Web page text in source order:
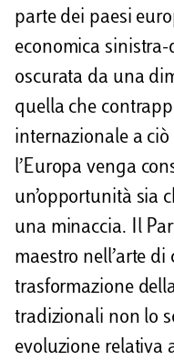
parte dei paesi
economica
oscurata da una
quella che
internazionale a
l’Europa venga
un’opportunità sia
una minaccia. Il
maestro nell’arte
trasformazione
tradizionali non lo
evoluzione relativa